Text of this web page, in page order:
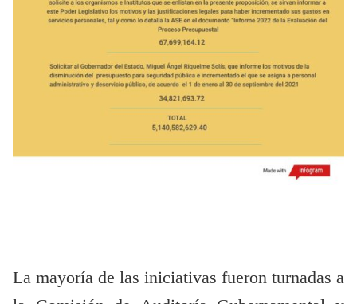
La mayoría de las iniciativas fueron turnadas a